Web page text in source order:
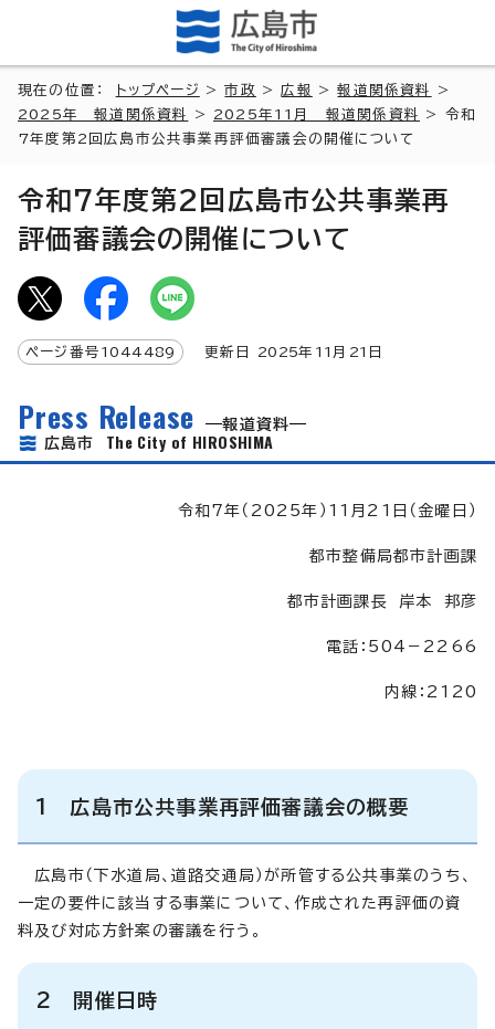
現在の位置： トップページ >市政 >広報 >報道関係資料
>
2025年 報道関係資料
> 2025年11月 報道関係資料
> 令和
7年度第2回広島市公共事業再評価審議会の開催について
令和7年度第2回広島市公共事業再
評価審議会の開催について
ページ番号 1044489 更新日 2025年 11 月 21 日
Press Release
報道資料
広島市 The City of HIROSHIMA
令和7年（2025年）11月21日（金曜日）
都市整備局都市計画課
都市計画課長 岸本 邦彦
電話：504－2266
内線：2120
1 広島市公共事業再評価審議会の概要
広島市（下水道局、道路交通局）が所管する公共事業のうち、
一定の要件に該当する事業について、作成された再評価の資
料及び対応方針案の審議を行う。
2 開催日時